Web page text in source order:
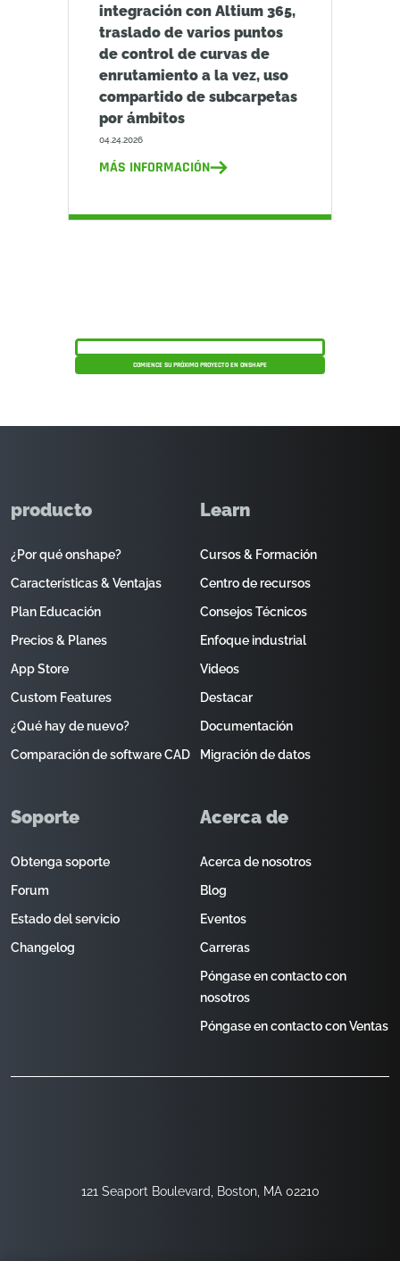
integración con Altium 365,
traslado de varios puntos
de control de curvas de
enrutamiento a la vez, uso
compartido de subcarpetas
por ámbitos
04.24.2026
MÁS INFORMACIÓN
COMIENCE SU PRÓXIMO PROYECTO EN ONSHAPE
121 Seaport Boulevard, Boston, MA 02210
producto
¿Por qué onshape?
Características & Ventajas
Plan Educación
Precios & Planes
App Store
Custom Features
¿Qué hay de nuevo?
Comparación de software CAD
Learn
Cursos & Formación
Centro de recursos
Consejos Técnicos
Enfoque industrial
Videos
Destacar
Documentación
Migración de datos
Soporte
Obtenga soporte
Forum
Estado del servicio
Changelog
Acerca de
Acerca de nosotros
Blog
Eventos
Carreras
Póngase en contacto con
nosotros
Póngase en contacto con Ventas